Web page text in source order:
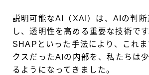
説明可能なAI（XAI）は、AIの判断
し、透明性を高める重要な技術で
SHAPといった手法により、これ
クスだったAIの内部を、私たちは
るようになってきました。